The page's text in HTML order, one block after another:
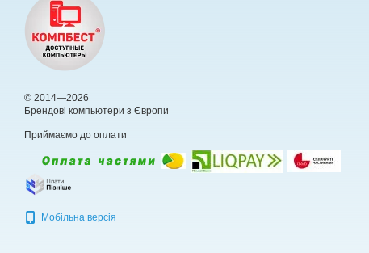
© 2014—2026
Брендові компьютери з Європи
Приймаємо до оплати
Мобільна версія